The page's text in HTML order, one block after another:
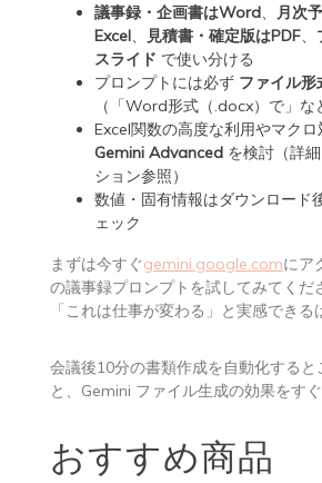
議事録・企画書はWord、
月次
Excel、 見積書・確定版はPDF、
スライド で使い分ける
プロンプトには必ず ファイル形
（「Word形式（.docx）で」な
Excel関数の高度な利用やマク
Gemini Advancedを検討（詳
ション参照）
数値・固有情報はダウンロード
ェック
まずは今すぐgemini.google.comにア
の議事録プロンプトを試してみてくだ
「これは仕事が変わる」と実感できる
会議後10分の書類作成を自動化すると
と、Gemini ファイル生成の効果をすぐ
おすすめ商品